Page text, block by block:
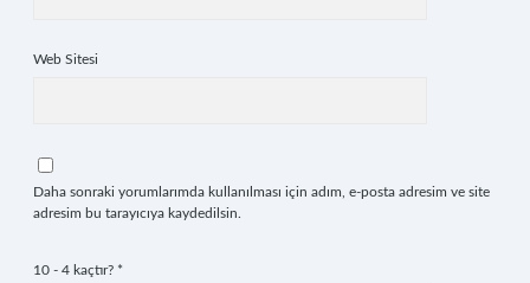
Web Sitesi
Daha sonraki yorumlarımda kullanılması için adım, e-posta adresim ve site
adresim bu tarayıcıya kaydedilsin.
10 - 4 kaçtır? *